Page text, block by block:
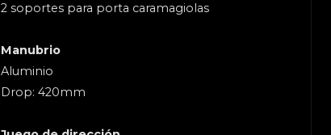
2 soportes para porta caramagiolas
Manubrio
Aluminio
Drop: 420mm